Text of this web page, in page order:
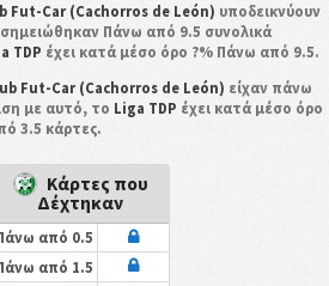
Fut-Car (Cachorros de León) υποδεικνύουν
Πάνω από 9.5 συνολικά
TDP έχει κατά μέσο όρο ?% Πάνω από 9.5.
Fut-Car (Cachorros de León) είχαν πάνω
με αυτό, το Liga TDP έχει κατά μέσο όρο
3.5 κάρτες.
Κάρτες που
Δέχτηκαν
από 0.5
από 1.5